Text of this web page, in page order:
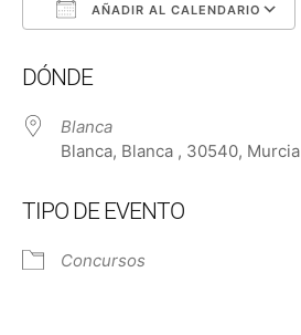
AÑADIR AL CALENDARIO
DÓNDE
Blanca
Blanca, Blanca , 30540, Murcia
TIPO DE EVENTO
Concursos